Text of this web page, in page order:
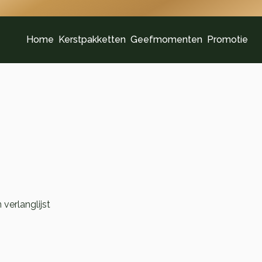
Home Kerstpakketten Geefmomenten Promotie
verlanglijst